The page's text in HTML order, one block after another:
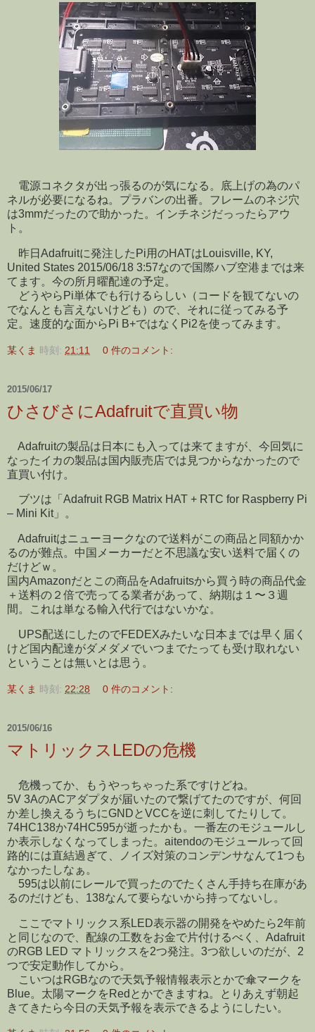
電源コネクタが出っ張るのが気になる。底上げの為のパ
ネルが必要になるね。プラバンの出番。フレームのネジ穴
は3mmだったので助かった。インチネジだっったらアウ
ト。
昨日Adafruitに発注したPi用のHATはLouisville, KY,
United States 2015/06/18 3:57なので国際ハブ空港までは来
てます。今の所月曜配達の予定。
どうやらPi単体でも行けるらしい（コードを観てないの
でなんとも言えないけども）ので、それに従ってみる予
定。速度的な面からPi B+ではなくPi2を使ってみます。
某くま 時刻: 21:11 0 件のコメント:
2015/06/17
ひさびさにAdafruitで直買い物
Adafruitの製品は日本にも入っては来てますが、今回気に
なったイカの製品は国内販売店では見つからなかったので
直買い付け。
ブツは「Adafruit RGB Matrix HAT + RTC for Raspberry Pi
– Mini Kit」。
Adafruitはニューヨークなので送料がこの商品と同額かか
るのが難点。中国メーカーだと不思議な安い送料で届くの
だけどｗ。
国内Amazonだとこの商品をAdafruitsから買う時の商品代金
＋送料の２倍で売ってる業者があって、納期は１〜３週
間。これは単なる輸入代行ではないかな。
UPS配送にしたのでFEDEXみたいな日本までは早く届く
けど国内配達がダメダメでいつまでたっても受け取れない
ということは無いとは思う。
某くま 時刻: 22:28 0 件のコメント:
2015/06/16
マトリックスLEDの危機
危機ってか、もうやっちゃった系ですけどね。
5V 3AのACアダプタが届いたので繋げてたのですが、何回
か差し換えるうちにGNDとVCCを逆に刺してたりして。
74HC138か74HC595が逝ったかも。一番左のモジュールし
か表示しなくなってしまった。aitendoのモジュールって回
路的には直結過ぎて、ノイズ対策のコンデンサなんて1つも
なかったしなぁ。
595は以前にレールで買ったのでたくさん手持ち在庫があ
るのだけども、138なんて要らないから持ってないし。
ここでマトリックス系LED表示器の開発をやめたら2年前
と同じなので、配線の工数をお金で片付けるべく、Adafruit
のRGB LED マトリックスを2つ発注。3つ欲しいのだが、2
つで安定動作してから。
こいつはRGBなので天気予報情報表示とかで傘マークを
Blue。太陽マークをRedとかできますね。とりあえず朝起
きてきたら今日の天気予報を表示できるようにしたい。